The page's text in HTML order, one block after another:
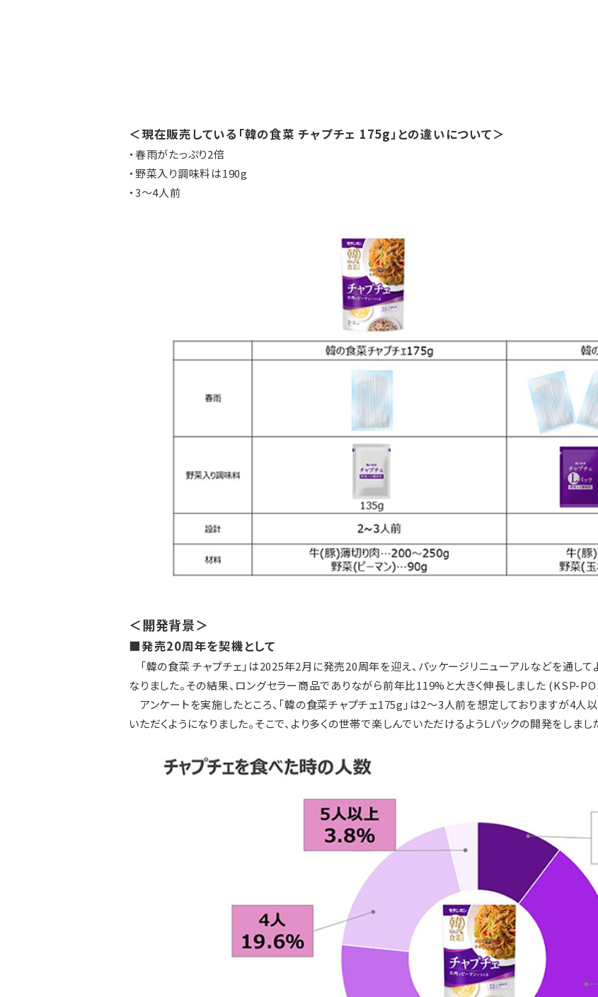
＜現在販売している「韓の食菜 チャプチェ 175g」との違いについて＞
・春雨がたっぷり2倍
・野菜入り調味料は190g
・3～4人前
＜開発背景＞
■発売20周年を契機として
「韓の食菜 チャプチェ」は2025年2月に発売20周年を迎え、パッケージリニューアルなどを通し
なりました。その結果、ロングセラー商品でありながら前年比119%と大きく伸長しました (KSP-
アンケートを実施したところ、「韓の食菜チャプチェ175g」は2～3人前を想定しておりますが4人
いただくようになりました。そこで、より多くの世帯で楽しんでいただけるようLパックの開発をしまし